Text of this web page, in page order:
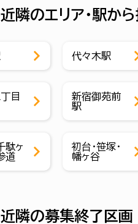
隣のエリア・駅か
代々木駅
目
新宿御苑前
駅
駄ヶ
道
初台・笹塚・
幡ヶ谷
隣の募集終了区画